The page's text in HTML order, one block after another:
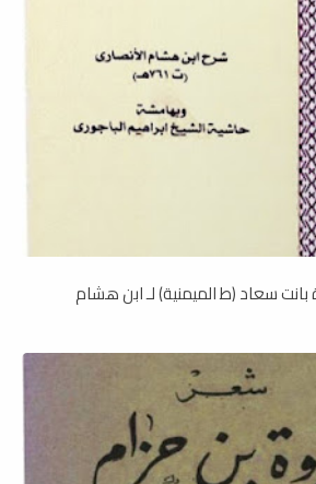
سعاد (ط الميمنية) لـ ابن هشام